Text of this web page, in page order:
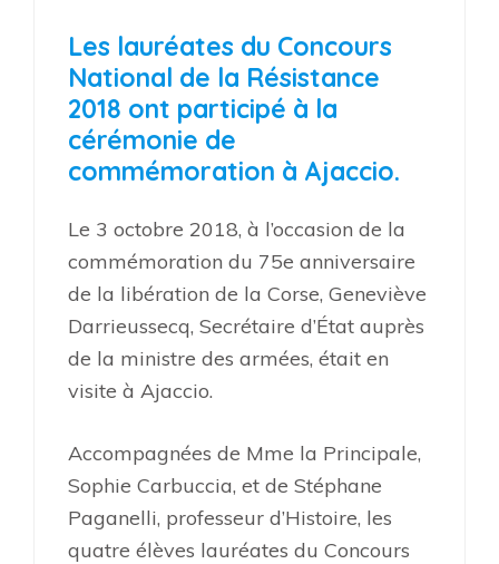
Les lauréates du Concours
National de la Résistance
2018 ont participé à la
cérémonie de
commémoration à Ajaccio.
Le 3 octobre 2018, à l’occasion de la
commémoration du 75e anniversaire
de la libération de la Corse, Geneviève
Darrieussecq, Secrétaire d’État auprès
de la ministre des armées, était en
visite à Ajaccio.
Accompagnées de Mme la Principale,
Sophie Carbuccia, et de Stéphane
Paganelli, professeur d’Histoire, les
quatre élèves lauréates du Concours